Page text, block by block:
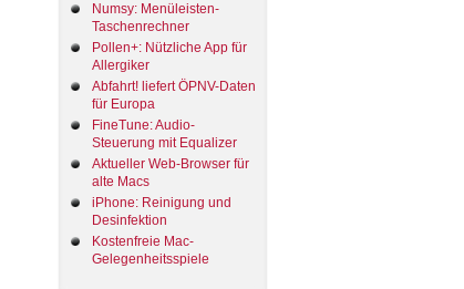
Numsy: Menüleisten-
Taschenrechner
Pollen+: Nützliche App für
Allergiker
Abfahrt! liefert ÖPNV-Daten
für Europa
FineTune: Audio-
Steuerung mit Equalizer
Aktueller Web-Browser für
alte Macs
iPhone: Reinigung und
Desinfektion
Kostenfreie Mac-
Gelegenheitsspiele